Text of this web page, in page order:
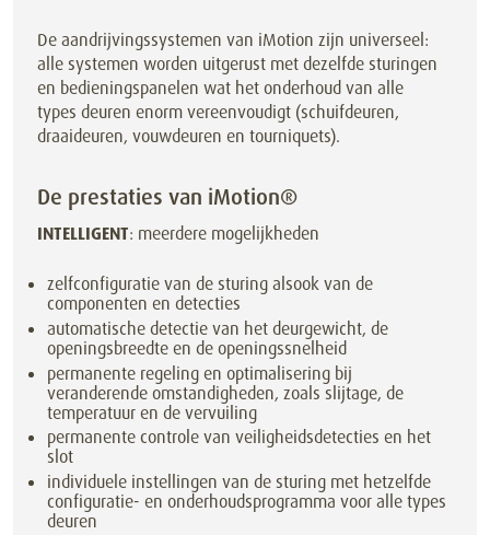
De aandrijvingssystemen van iMotion zijn universeel:
alle systemen worden uitgerust met dezelfde sturingen
en bedieningspanelen wat het onderhoud van alle
types deuren enorm vereenvoudigt (schuifdeuren,
draaideuren, vouwdeuren en tourniquets).
De prestaties van iMotion®
INTELLIGENT: meerdere mogelijkheden
zelfconfiguratie van de sturing alsook van de
componenten en detecties
automatische detectie van het deurgewicht, de
openingsbreedte en de openingssnelheid
permanente regeling en optimalisering bij
veranderende omstandigheden, zoals slijtage, de
temperatuur en de vervuiling
permanente controle van veiligheidsdetecties en het
slot
individuele instellingen van de sturing met hetzelfde
configuratie- en onderhoudsprogramma voor alle types
deuren